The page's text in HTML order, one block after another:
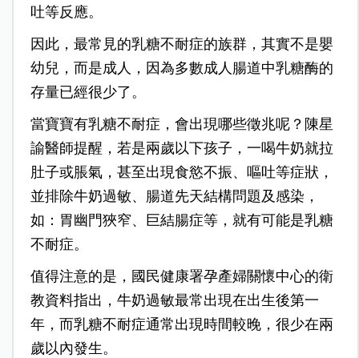
吐等反應。
因此，最常見的乳糖不耐症的族群，其實不是嬰
幼兒，而是成人，因為多數成人腸道中乳糖酶的
存量已經很少了。
當寶寶有乳糖不耐症，會出現哪些徵兆呢？陳星
諭醫師提醒，若是兩歲以下孩子，一喝牛奶就拉
肚子或脹氣，甚至出現食慾不振、嘔吐等症狀，
並排除牛奶過敏、腸道先天結構問題及感染，
如：胃幽門狹窄、巨結腸症等，就有可能是乳糖
不耐症。
值得注意的是，國民健康署孕產婦關懷中心的衛
教資料指出，牛奶過敏最常出現在出生後第一
年，而乳糖不耐症通常出現時間較晚，很少在兩
歲以內發生。